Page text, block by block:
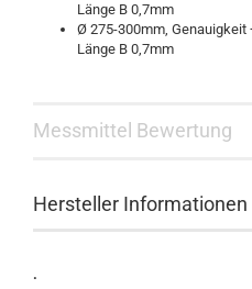
Länge B 0,7mm
Ø 275-300mm, Genauigkeit
Länge B 0,7mm
Messmittel Bewertung
Hersteller Informationen
.